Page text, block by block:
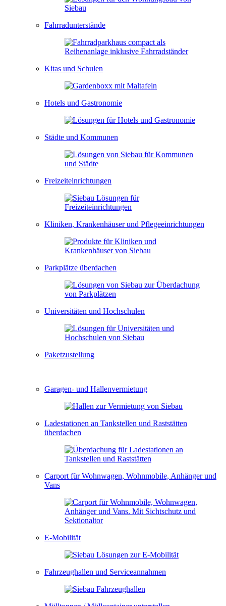
Fahrradunterstände
Kitas und Schulen
Hotels und Gastronomie
Städte und Kommunen
Freizeiteinrichtungen
Kliniken, Krankenhäuser und Pflegeeinrichtungen
Parkplätze überdachen
Universitäten und Hochschulen
Paketzustellung
Garagen- und Hallenvermietung
Ladestationen an Tankstellen und Raststätten
überdachen
Carport für Wohnwagen, Wohnmobile, Anhänger und
Vans
E-Mobilität
Fahrzeughallen und Serviceannahmen